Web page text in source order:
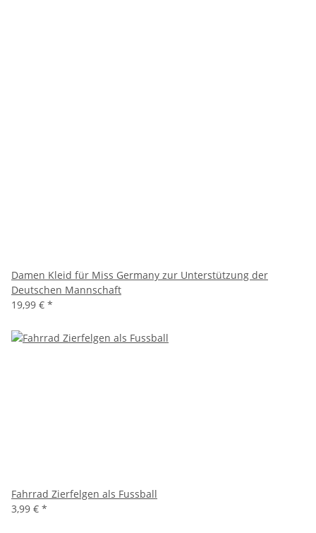
Damen Kleid für Miss Germany zur Unterstützung der
Deutschen Mannschaft
19,99 € *
Fahrrad Zierfelgen als Fussball
3,99 € *